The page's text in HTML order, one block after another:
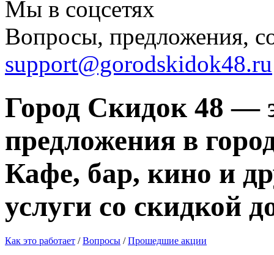
Мы в соцсетях
Вопросы, предложения,
support@gorodskidok48.ru
Город Скидок 48 —
предложения в
Кафе, бар, кино и
услуги со скидкой
Как это работает / Вопросы / Прошедшие акции